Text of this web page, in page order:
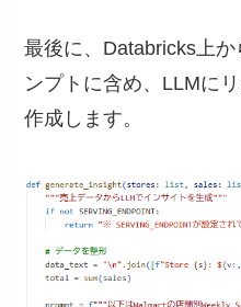
最後に、Databricks上
ンプトに含め、LLMに
作成します。